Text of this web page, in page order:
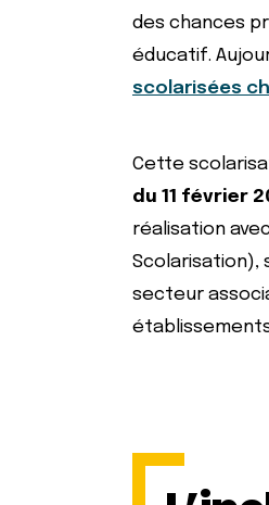
des chances
éducatif.
scolarisées
Cette
du 11 février
réalisation avec
Scolarisation),
secteur